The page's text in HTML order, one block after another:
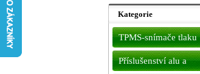
Kategorie
TPMS-snímače tlaku
Příslušenství alu a